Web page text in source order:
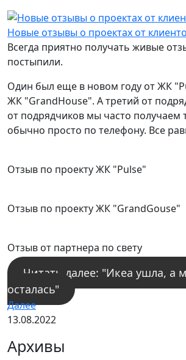
Новые отзывы о проектах от
Всегда приятно получать живые
постыпили.
Один был еще в новом году от ЖК
ЖК "GrandHouse". А третий от
от подрядчиков мы часто получаем
обычно просто по телефону. Все
Отзыв по проекту ЖК "Pulse"
Отзыв по проекту ЖК "GrandGouse"
Отзыв от партнера по свету
Читать далее: "Икеа ушла, а
осталась"
Далее
13.08.2022
Архивы